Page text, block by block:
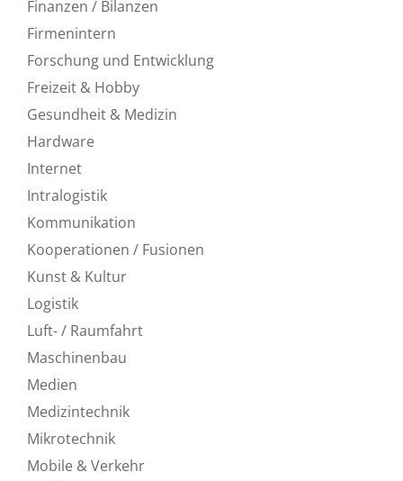
Finanzen / Bilanzen
Firmenintern
Forschung und Entwicklung
Freizeit & Hobby
Gesundheit & Medizin
Hardware
Internet
Intralogistik
Kommunikation
Kooperationen / Fusionen
Kunst & Kultur
Logistik
Luft- / Raumfahrt
Maschinenbau
Medien
Medizintechnik
Mikrotechnik
Mobile & Verkehr